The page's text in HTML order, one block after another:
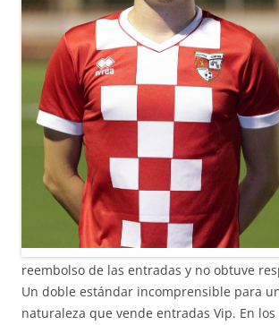
reembolso de las entradas y no obtuve
Un doble estándar incomprensible para
naturaleza que vende entradas Vip. En los